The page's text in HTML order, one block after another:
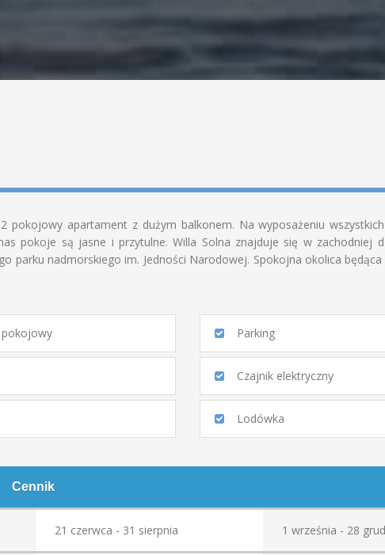
apartament z dużym balkonem. Na wyposażeniu
pokoje są jasne i przytulne. Willa Solna znajduje się w zachodniej
parku nadmorskiego im. Jedności Narodowej. Spokojna okolica
Parking
Czajnik elektryczny
Lodówka
Cennik
21 czerwca - 31 sierpnia 1 września - 28